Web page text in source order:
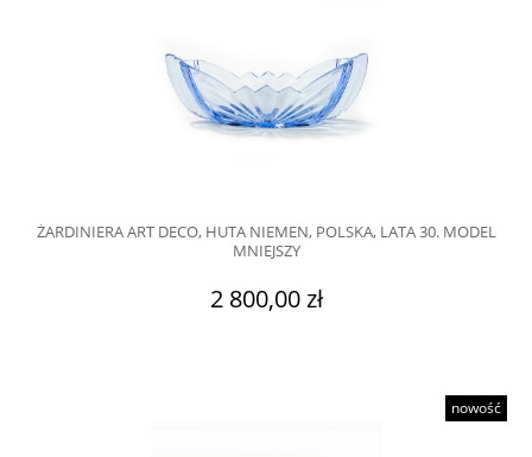
ŻARDINIERA ART DECO, HUTA NIEMEN, POLSKA, LATA 30. MODEL
MNIEJSZY
2 800,00 zł
nowość